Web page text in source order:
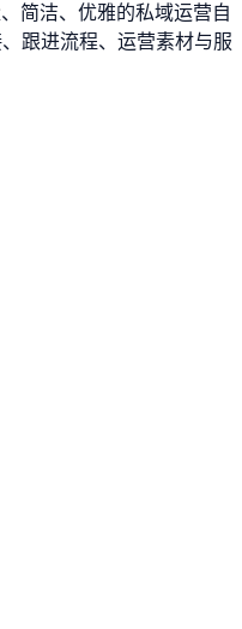
简洁、优雅的私域运营自
跟进流程、运营素材与服